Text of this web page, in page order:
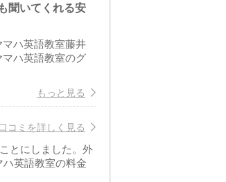
聞いてくれる安
ハ英語教室藤井
ハ英語教室のグ
もっと見る
コミを詳しく見る
とにしました。外
英語教室の料金